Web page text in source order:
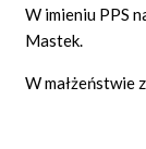
W imieniu PPS
Mastek.
W małżeństwie